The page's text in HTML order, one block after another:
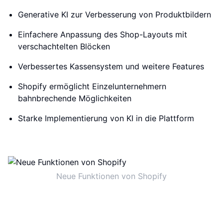
Generative KI zur Verbesserung von Produktbildern
Einfachere Anpassung des Shop-Layouts mit
verschachtelten Blöcken
Verbessertes Kassensystem und weitere Features
Shopify ermöglicht Einzelunternehmern
bahnbrechende Möglichkeiten
Starke Implementierung von KI in die Plattform
Neue Funktionen von Shopify